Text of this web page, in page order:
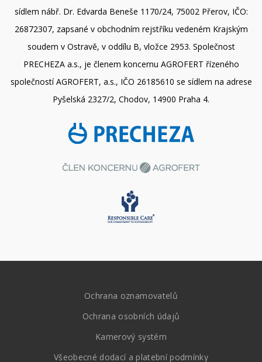
sídlem nábř. Dr. Edvarda Beneše 1170/24, 75002 Přerov, IČO:
26872307, zapsané v obchodním rejstříku vedeném Krajským
soudem v Ostravě, v oddílu B, vložce 2953. Společnost
PRECHEZA a.s., je členem koncernu AGROFERT řízeného
společností AGROFERT, a.s., IČO 26185610 se sídlem na adrese
Pyšelská 2327/2, Chodov, 14900 Praha 4.
Ochrana oznamovatelů
Ochrana osobních údajů
Kamerový systém
Všeobecné dodací a platební podmínky